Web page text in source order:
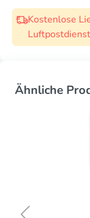
Kostenlose
Ähnliche